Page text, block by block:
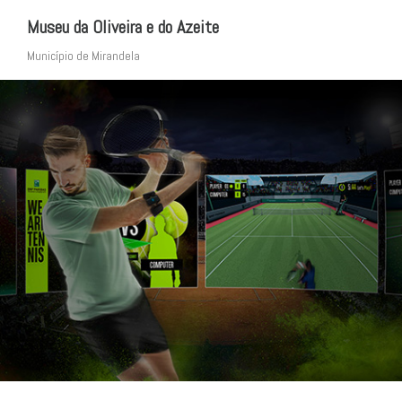
Museu da Oliveira e do Azeite
Município de Mirandela